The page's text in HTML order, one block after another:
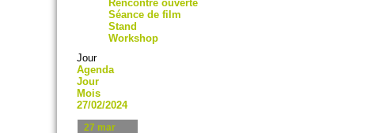
Rencontre ouverte
Séance de film
Stand
Workshop
Jour
Agenda
Jour
Mois
27/02/2024
27 mar